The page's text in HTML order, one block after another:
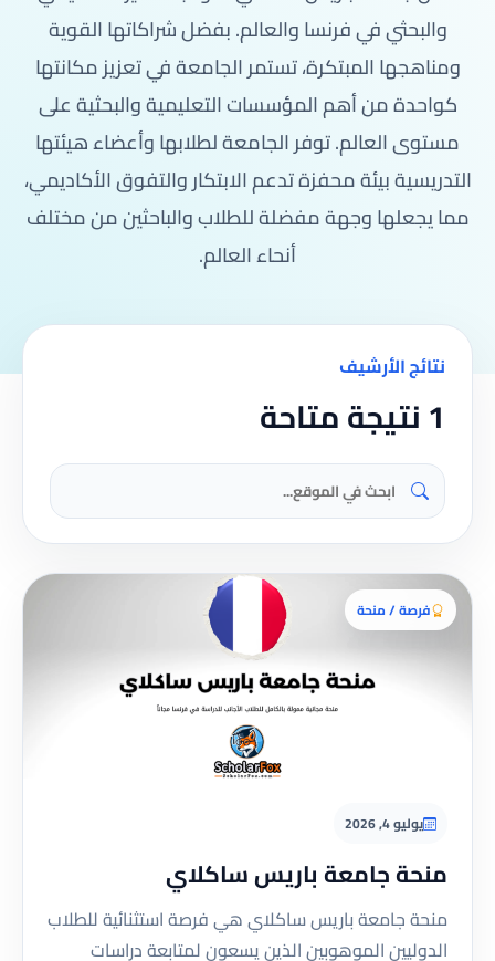
والبحثي في فرنسا والعالم. بفضل شراكاتها القوية
ومناهجها المبتكرة، تستمر الجامعة في تعزيز مكانتها
كواحدة من أهم المؤسسات التعليمية والبحثية على
مستوى العالم. توفر الجامعة لطلابها وأعضاء هيئتها
التدريسية بيئة محفزة تدعم الابتكار والتفوق الأكاديمي،
مما يجعلها وجهة مفضلة للطلاب والباحثين من مختلف
أنحاء العالم.
نتائج الأرشيف
1 نتيجة متاحة
فرصة / منحة
يوليو 4, 2026
منحة جامعة باريس ساكلاي
منحة جامعة باريس ساكلاي هي فرصة استثنائية للطلاب
الدوليين الموهوبين الذين يسعون لمتابعة دراسات